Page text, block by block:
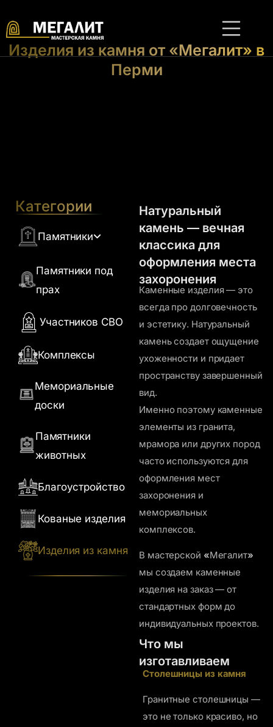
Изделия из камня от «Мегалит» в
Перми
Категории
Памятники
Памятники из гранита
Памятники из мрамора
Двойные памятники
Горизонтальные
памятники
Памятники под
прах
Участников СВО
Комплексы
Мемориальные
доски
Памятники
животных
Благоустройство
Кованые изделия
Изделия из камня
Натуральный
камень — вечная
классика для
оформления места
захоронения
Каменные изделия — это
всегда про долговечность
и эстетику. Натуральный
камень создает ощущение
ухоженности и придает
пространству завершенный
вид.
Именно поэтому каменные
элементы из гранита,
мрамора или других пород
часто используются для
оформления мест
захоронения и
мемориальных
комплексов.
В мастерской «Мегалит»
мы создаем каменные
изделия на заказ — от
стандартных форм до
индивидуальных проектов.
Что мы
изготавливаем
Столешницы из камня
Гранитные столешницы —
это не только красиво, но